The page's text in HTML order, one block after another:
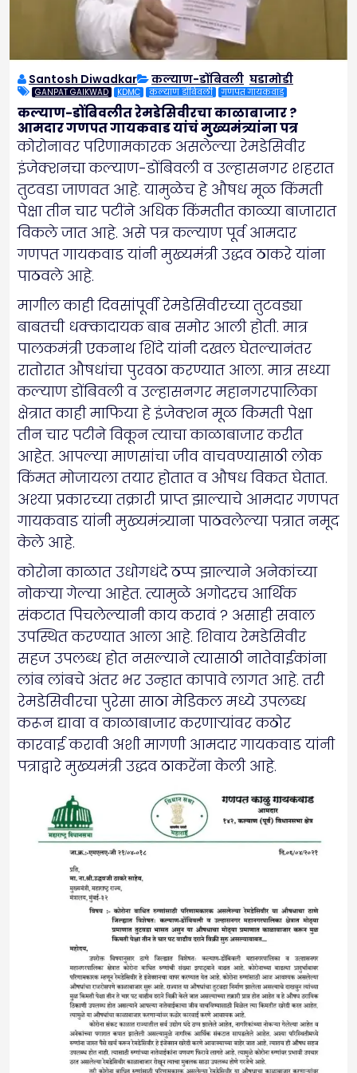
Santosh Diwadkar कल्याण-डोंबिवली घडामोडी
GANPAT GAIKWAD KDMC कल्याण डोंबिवली गणपत गायकवाड
कल्याण-डोंबिवलीत रेमडेसिवीरचा काळाबाजार ?
आमदार गणपत गायकवाड यांचं मुख्यमंत्र्यांना पत्र
कोरोनावर परिणामकारक असलेल्या रेमडेसिवीर
इंजेक्शनचा कल्याण-डोंबिवली व उल्हासनगर शहरात
तुटवडा जाणवत आहे. यामुळेच हे औषध मूळ किंमती
पेक्षा तीन चार पटींने अधिक किंमतीत काळ्या बाजारात
विकले जात आहे. असे पत्र कल्याण पूर्व आमदार
गणपत गायकवाड यांनी मुख्यमंत्री उद्धव ठाकरे यांना
पाठवले आहे.
मागील काही दिवसांपूर्वी रेमडेसिवीरच्या तुटवड्या
बाबतची धक्कादायक बाब समोर आली होती. मात्र
पालकमंत्री एकनाथ शिंदे यांनी दखल घेतल्यानंतर
रातोरात औषधांचा पुरवठा करण्यात आला. मात्र सध्या
कल्याण डोंबिवली व उल्हासनगर महानगरपालिका
क्षेत्रात काही माफिया हे इंजेक्शन मूळ किमती पेक्षा
तीन चार पटीने विकून त्याचा काळाबाजार करीत
आहेत. आपल्या माणसांचा जीव वाचवण्यासाठी लोक
किंमत मोजायला तयार होतात व औषध विकत घेतात.
अश्या प्रकारच्या तक्रारी प्राप्त झाल्याचे आमदार गणपत
गायकवाड यांनी मुख्यमंत्र्याना पाठवलेल्या पत्रात नमूद
केले आहे.
कोरोना काळात उधोगधंदे ठप्प झाल्याने अनेकांच्या
नोकऱ्या गेल्या आहेत. त्यामुळे अगोदरच आर्थिक
संकटात पिचलेल्यानी काय करावं ? असाही सवाल
उपस्थित करण्यात आला आहे. शिवाय रेमडेसिवीर
सहज उपलब्ध होत नसल्याने त्यासाठी नातेवाईकांना
लांब लांबचे अंतर भर उन्हात कापावे लागत आहे. तरी
रेमडेसिवीरचा पुरेसा साठा मेडिकल मध्ये उपलब्ध
करून द्यावा व काळाबाजार करणाऱ्यांवर कठोर
कारवाई करावी अशी मागणी आमदार गायकवाड यांनी
पत्राद्वारे मुख्यमंत्री उद्धव ठाकरेंना केली आहे.